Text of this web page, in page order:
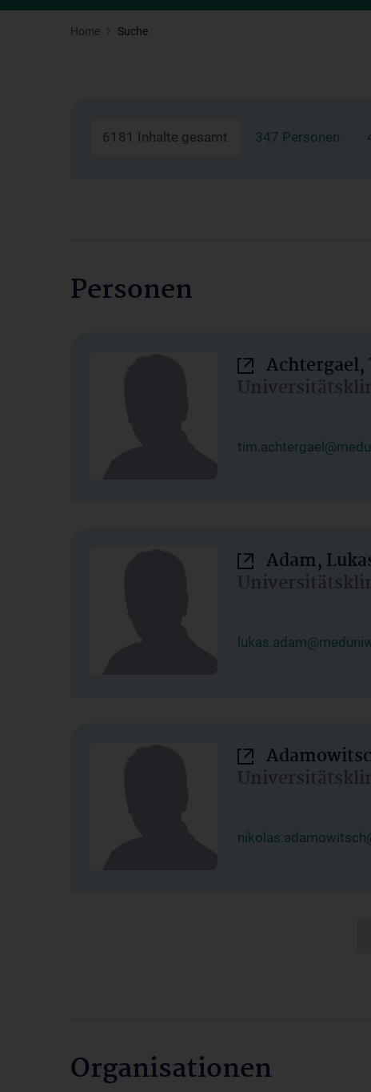
Home Suche
6181 Inhalte gesamt 347 Personen
Personen
Achtergael,
Adam,
Organisationen